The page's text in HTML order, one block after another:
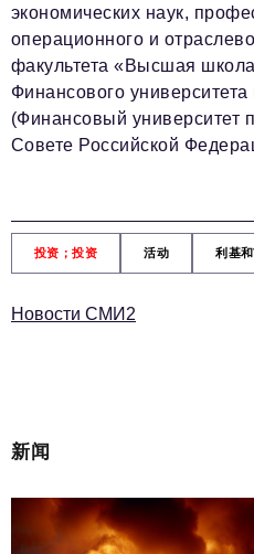
экономических наук,
операционного и
факультета «Высшая
Финансового
(Финансовый университет
Совете Российской
投资；投资 活动 利基
Новости СМИ2
新闻